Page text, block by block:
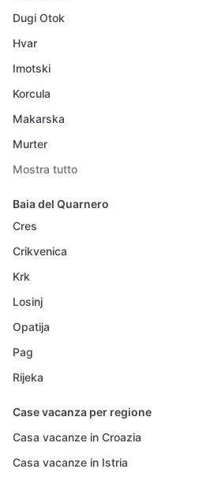
Dugi Otok
Hvar
Imotski
Korcula
Makarska
Murter
Mostra tutto
Baia del Quarnero
Cres
Crikvenica
Krk
Losinj
Opatija
Pag
Rijeka
Case vacanza per regione
Casa vacanze in Croazia
Casa vacanze in Istria